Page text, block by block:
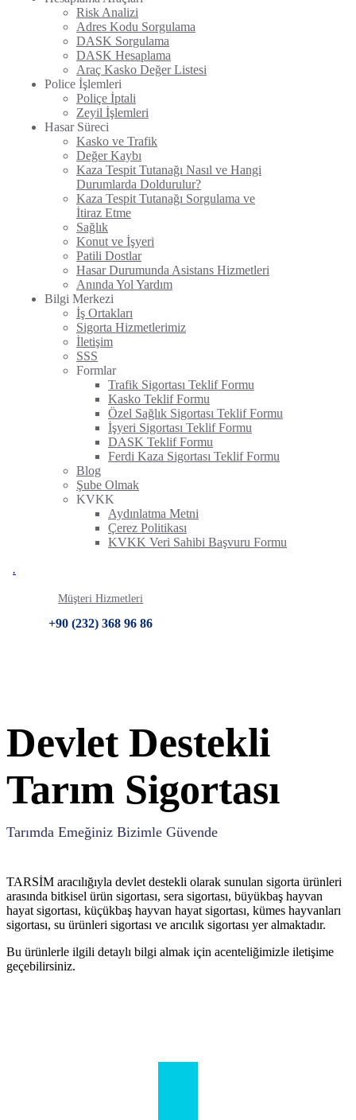
Risk Analizi
Adres Kodu Sorgulama
DASK Sorgulama
DASK Hesaplama
Araç Kasko Değer Listesi
Police İşlemleri
Poliçe İptali
Zeyil İşlemleri
Hasar Süreci
Kasko ve Trafik
Değer Kaybı
Kaza Tespit Tutanağı Nasıl ve Hangi
Durumlarda Doldurulur?
Kaza Tespit Tutanağı Sorgulama ve
İtiraz Etme
Sağlık
Konut ve İşyeri
Patili Dostlar
Hasar Durumunda Asistans Hizmetleri
Anında Yol Yardım
Bilgi Merkezi
İş Ortakları
Sigorta Hizmetlerimiz
İletişim
SSS
Formlar
Trafik Sigortası Teklif Formu
Kasko Teklif Formu
Özel Sağlık Sigortası Teklif Formu
İşyeri Sigortası Teklif Formu
DASK Teklif Formu
Ferdi Kaza Sigortası Teklif Formu
Blog
Şube Olmak
KVKK
Aydınlatma Metni
Çerez Politikası
KVKK Veri Sahibi Başvuru Formu
.
Müşteri Hizmetleri
+90 (232) 368 96 86
Devlet Destekli
Tarım Sigortası
Tarımda Emeğiniz Bizimle Güvende
TARSİM aracılığıyla devlet destekli olarak sunulan sigorta ürünleri
arasında bitkisel ürün sigortası, sera sigortası, büyükbaş hayvan
hayat sigortası, küçükbaş hayvan hayat sigortası, kümes hayvanları
sigortası, su ürünleri sigortası ve arıcılık sigortası yer almaktadır.
Bu ürünlerle ilgili detaylı bilgi almak için acenteliğimizle iletişime
geçebilirsiniz.